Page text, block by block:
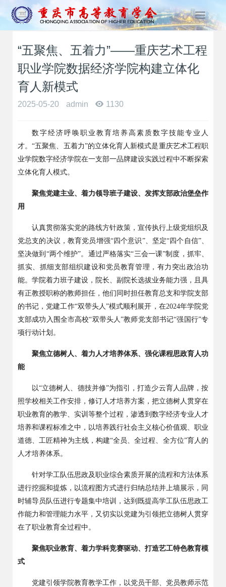
T
o
g
g
a
t
i
“五聚焦、五着力”——重庆艺术工程
职业学院数据经济学院构建立体化
育人新模式
2025-05-20 admin 1130
数字经济呼唤职业教育培养高素质数字技能专业人
才。“五聚焦、五着力”的立体化育人新模式是重庆艺术工程职
业学院数字经济学院在一支部一品牌建设实践过程中不断探索
立体化育人模式。
聚焦党建主业、着力领导班子建设、发挥支部政治堡垒作
用
认真贯彻落实党的路线方针政策，宣传执行上级党组织及
党总支的决议，教育党员增强“四个意识”、坚定“四个自信”、
坚决做到 “两个维护”。通过严格落实“三会一课”制度，抓牢、
抓实、抓细支部组织建设和党员教育管理，有力突出政治功
能。学院着力班子建设，院长、副院长选拔业务能力强，且具
有正教授职称的教师担任，他们同时担任教育总支和学院支部
的书记，党建工作“双带头人”模式顺利展开，在2024年学院党
支部成功入围全市高校“双带头人”教师党支部书记“强国行”专
项行动计划。
聚焦立德树人、着力人才培养体系、强化课程思政育人功
能
以“立德树人、德技并修”为指引，打造少云育人品牌，按
照学校相关工作安排，修订人才培养方案，把立德树人贯穿在
职业教育的教学、实训等整个过程，渗透到数字经济专业人才
培养和课程标准之中，以培养践行社会主义核心价值观、职业
道德、工匠精神为主线，构建“全员、全过程、全方位”育人的
人才培养体系。
针对学工队伍思政及职业综合素质开展的流程和方法体系
进行挖掘和提炼，以流程图方式进行归纳总结并上墙展示，同
时辅导员队伍进行专题集中培训，达到既提高学工队伍思政工
作能力和管理能力水平，又切实以党建为引领把立德树人贯穿
在了职业教育全过程中。
聚焦职业教育、着力学科竞赛驱动、打造艺工特色教育模
式
党建引领学院教育教学工作，以党员干部、党员教师示范